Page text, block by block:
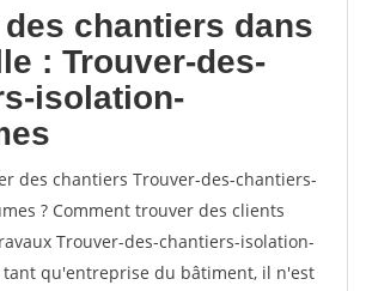
chantiers dans
: Trouver-des-
isolation-
des chantiers Trouver-des-chantiers-
? Comment trouver des clients
Trouver-des-chantiers-isolation-
tant qu'entreprise du bâtiment, il n'est